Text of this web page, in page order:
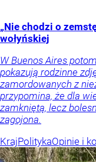
„Nie chodzi o
wołyńskiej
W Buenos Aires
pokazują rodzinne
zamordowanych z
przypomina, że dla
zamkniętą, lecz
zagojona.
KrajPolitykaOpinie i